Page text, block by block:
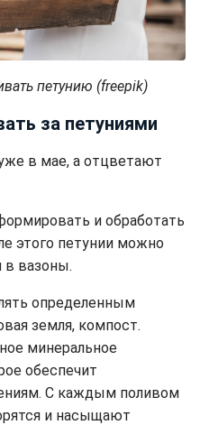
петунию (freepik)
за петуниями
в мае, а отцветают
и обработать
этого петунии можно
в вазоны.
определенным
земля, компост.
минеральное
обеспечит
С каждым поливом
и насыщают